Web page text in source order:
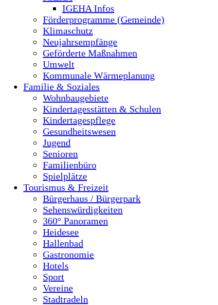
IGEHA Infos
Förderprogramme (Gemeinde)
Klimaschutz
Neujahrsempfänge
Geförderte Maßnahmen
Umwelt
Kommunale Wärmeplanung
Familie & Soziales
Wohnbaugebiete
Kindertagesstätten & Schulen
Kindertagespflege
Gesundheitswesen
Jugend
Senioren
Familienbüro
Spielplätze
Tourismus & Freizeit
Bürgerhaus / Bürgerpark
Sehenswürdigkeiten
360° Panoramen
Heidesee
Hallenbad
Gastronomie
Hotels
Sport
Vereine
Stadtradeln